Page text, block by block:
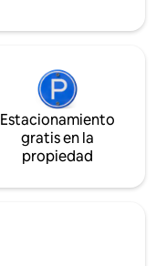
Estacionamiento
gratis en la
propiedad